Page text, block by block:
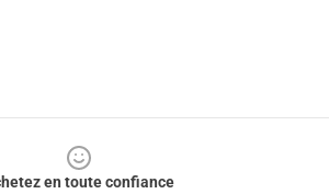
en toute confiance